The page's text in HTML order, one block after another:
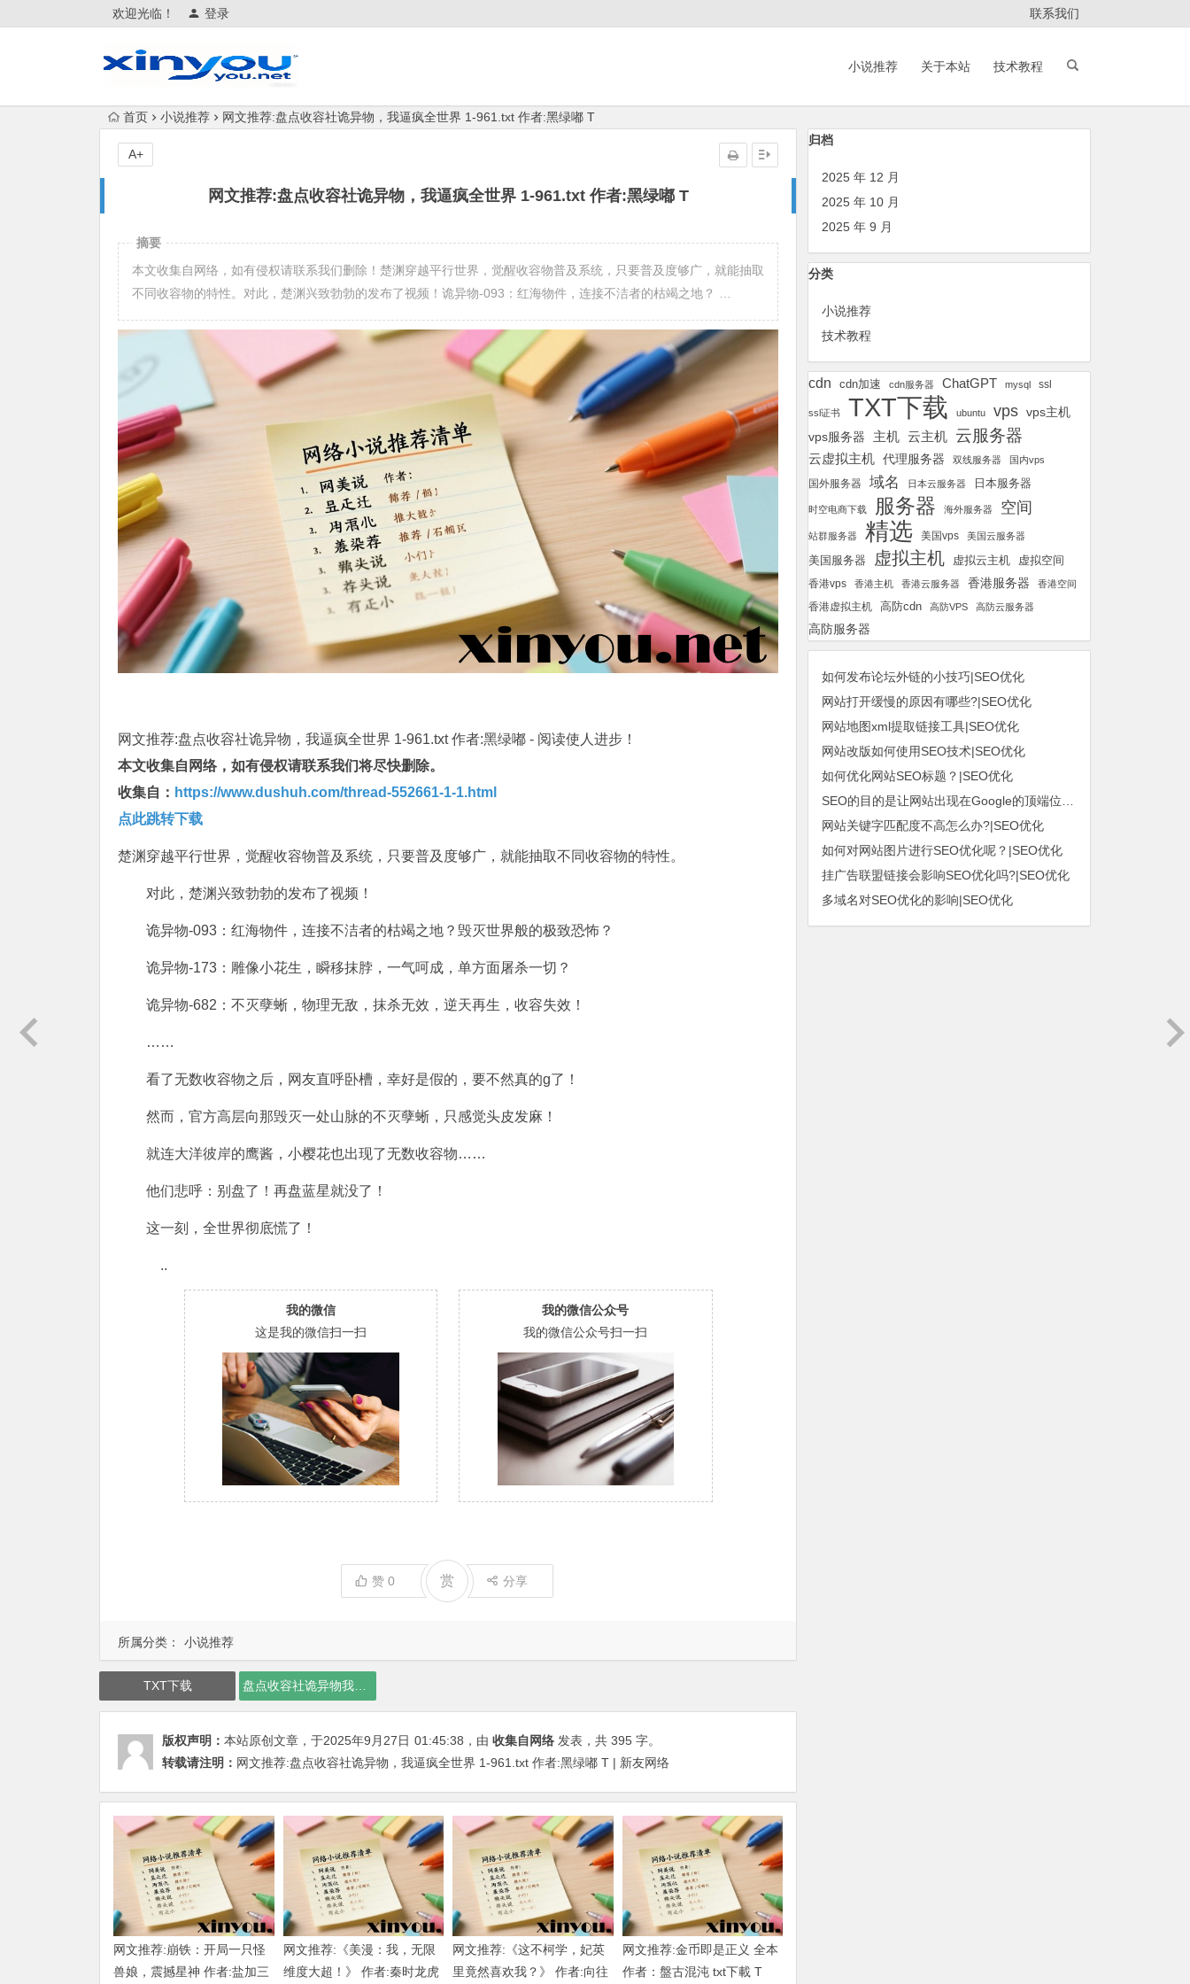
欢迎光临！ 登录 联系我们
小说推荐 关于本站 技术教程
首页 小说推荐 网文推荐:盘点收容社诡异物，我逼疯全世界 1-961.txt 作者:黑绿嘟 T
网文推荐:盘点收容社诡异物，我逼疯全世界 1-961.txt 作者:黑绿嘟 T
A+
所属分类： 小说推荐
摘要
本文收集自网络，如有侵权请联系我们删除！楚渊穿越平行世界，觉醒收容物普及系统，只要普及度够广，就能抽取
不同收容物的特性。对此，楚渊兴致勃勃的发布了视频！诡异物-093：红海物件，连接不洁者的枯竭之地？ …
网文推荐:盘点收容社诡异物，我逼疯全世界 1-961.txt 作者:黑绿嘟 - 阅读使人进步！
本文收集自网络，如有侵权请联系我们将尽快删除。
收集自： https://www.dushuh.com/thread-552661-1-1.html
点此跳转下载
楚渊穿越平行世界，觉醒收容物普及系统，只要普及度够广，就能抽取不同收容物的特性。
对此，楚渊兴致勃勃的发布了视频！
诡异物-093：红海物件，连接不洁者的枯竭之地？毁灭世界般的极致恐怖？
诡异物-173：雕像小花生，瞬移抹脖，一气呵成，单方面屠杀一切？
诡异物-682：不灭孽蜥，物理无敌，抹杀无效，逆天再生，收容失效！
……
看了无数收容物之后，网友直呼卧槽，幸好是假的，要不然真的g了！
然而，官方高层向那毁灭一处山脉的不灭孽蜥，只感觉头皮发麻！
就连大洋彼岸的鹰酱，小樱花也出现了无数收容物……
他们悲呼：别盘了！再盘蓝星就没了！
这一刻，全世界彻底慌了！
..
我的微信
这是我的微信扫一扫
我的微信公众号
我的微信公众号扫一扫
赞 0 赏 分享
TXT下载
版权声明： 本站原创文章，于2025年9月27日 01:45:38 ，由 收集自网络 发表，共 395 字。
转载请注明： 网文推荐:盘点收容社诡异物，我逼疯全世界 1-961.txt 作者:黑绿嘟 T | 新友网络
网文推荐:崩铁：开局一只怪
兽娘，震撼星神 作者:盐加三
网文推荐:《美漫：我，无限
维度大超！》 作者:秦时龙虎
网文推荐:《这不柯学，妃英
里竟然喜欢我？》 作者:向往
网文推荐:金币即是正义 全本
作者：盤古混沌 txt下載 T
归档
2025 年 12 月
2025 年 10 月
2025 年 9 月
分类
小说推荐
技术教程
cdn cdn加速 cdn服务器 ChatGPT mysql ssl
ssl证书 TXT下载 ubuntu vps vps主机
vps服务器
主机 云主机 云服务器
云虚拟主机 代理服务器 双线服务器 国内vps
国外服务器 域名 日本云服务器 日本服务器
时空电商下载 服务器 海外服务器 空间
站群服务器 精选 美国vps 美国云服务器
美国服务器 虚拟主机 虚拟云主机 虚拟空间
香港vps 香港主机 香港云服务器 香港服务器 香港空间
香港虚拟主机 高防cdn 高防VPS 高防云服务器
高防服务器
如何发布论坛外链的小技巧|SEO优化
网站打开缓慢的原因有哪些?|SEO优化
网站地图xml提取链接工具|SEO优化
网站改版如何使用SEO技术|SEO优化
如何优化网站SEO标题？|SEO优化
网站关键字匹配度不高怎么办?|SEO优化
如何对网站图片进行SEO优化呢？|SEO优化
挂广告联盟链接会影响SEO优化吗?|SEO优化
多域名对SEO优化的影响|SEO优化